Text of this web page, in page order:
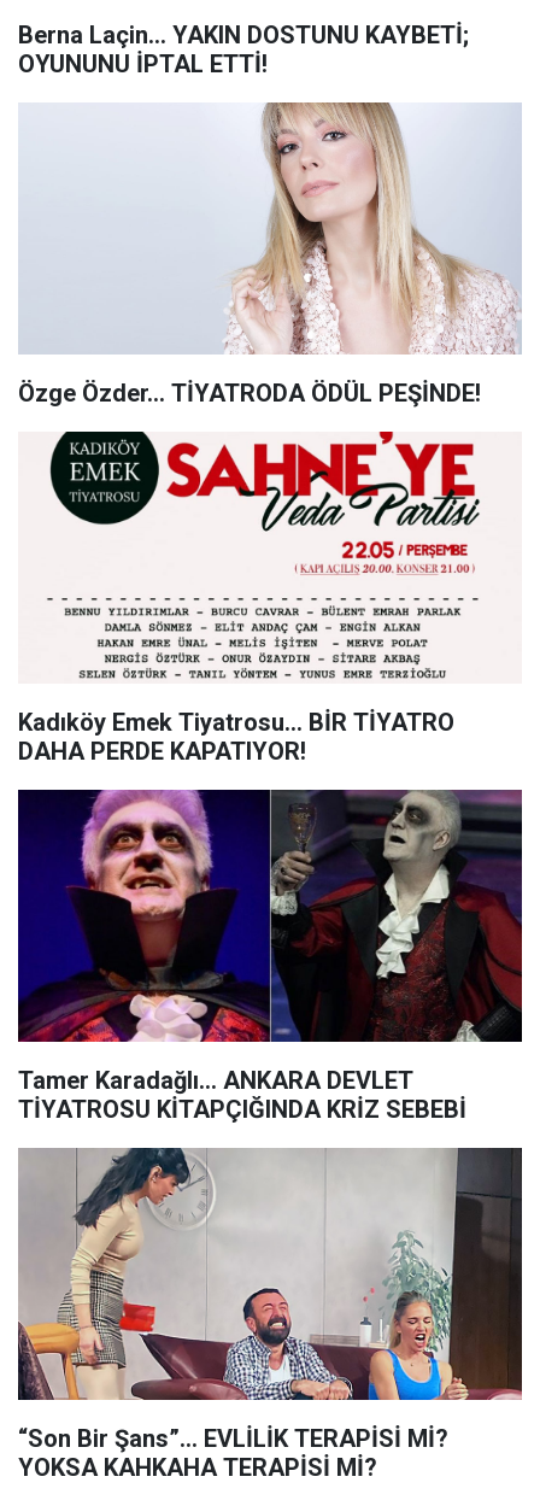
Berna Laçin... YAKIN DOSTUNU KAYBETİ;
OYUNUNU İPTAL ETTİ!
Özge Özder... TİYATRODA ÖDÜL PEŞİNDE!
Kadıköy Emek Tiyatrosu… BİR TİYATRO
DAHA PERDE KAPATIYOR!
Tamer Karadağlı... ANKARA DEVLET
TİYATROSU KİTAPÇIĞINDA KRİZ SEBEBİ
“Son Bir Şans”… EVLİLİK TERAPİSİ Mİ?
YOKSA KAHKAHA TERAPİSİ Mİ?